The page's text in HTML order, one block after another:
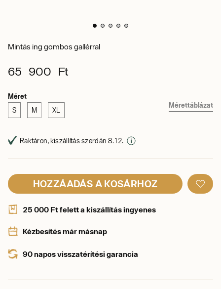
Mintás ing gombos gallérral
65 900 Ft
Méret
S M XL
Mérettáblázat
Raktáron, kiszállítás szerdán 8. 12.
HOZZÁADÁS A KOSÁRHOZ
25 000 Ft felett a kiszállítás ingyenes
Kézbesítés már másnap
90 napos visszatérítési garancia